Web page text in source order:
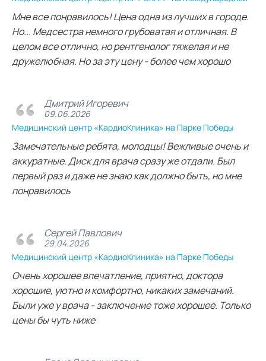
Мне все понравилось! Цена одна из лучших в городе.
Но... Медсестра немного грубоватая и отличная. В
целом все отлично, но рентгенолог тяжелая и не
дружелюбная. Но за эту цену - более чем хорошо
Дмитрий Игоревич
09.06.2026
Медицинский центр «КардиоКлиника» на Парке Победы
Замечательные ребята, молодцы! Вежливые очень и
аккуратные. Диск для врача сразу же отдали. Был
первый раз и даже не знаю как должно быть, но мне
понравилось
Сергей Павлович
29.04.2026
Медицинский центр «КардиоКлиника» на Парке Победы
Очень хорошее впечатление, приятно, доктора
хорошие, уютно и комфортно, никаких замечаний.
Были уже у врача - заключение тоже хорошее. Только
цены бы чуть ниже